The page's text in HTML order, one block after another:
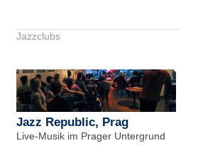
Jazzclubs
Jazz Republic, Prag
Live-Musik im Prager Untergrund